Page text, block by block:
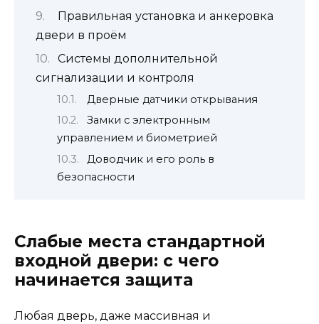
Правильная установка и анкеровка
двери в проём
Системы дополнительной
сигнализации и контроля
Дверные датчики открывания
Замки с электронным
управлением и биометрией
Доводчик и его роль в
безопасности
Слабые места стандартной
входной двери: с чего
начинается защита
Любая дверь, даже массивная и